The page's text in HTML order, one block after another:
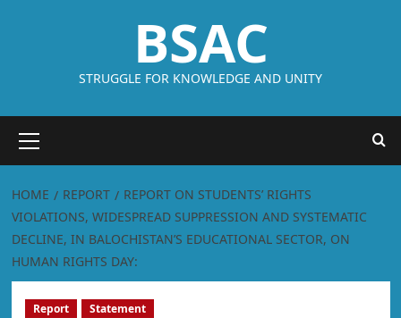
BSAC
STRUGGLE FOR KNOWLEDGE AND UNITY
HOME REPORT
REPORT ON STUDENTS’ RIGHTS
VIOLATIONS, WIDESPREAD SUPPRESSION AND SYSTEMATIC
DECLINE, IN BALOCHISTAN’S EDUCATIONAL SECTOR, ON
HUMAN RIGHTS DAY:
Report Statement